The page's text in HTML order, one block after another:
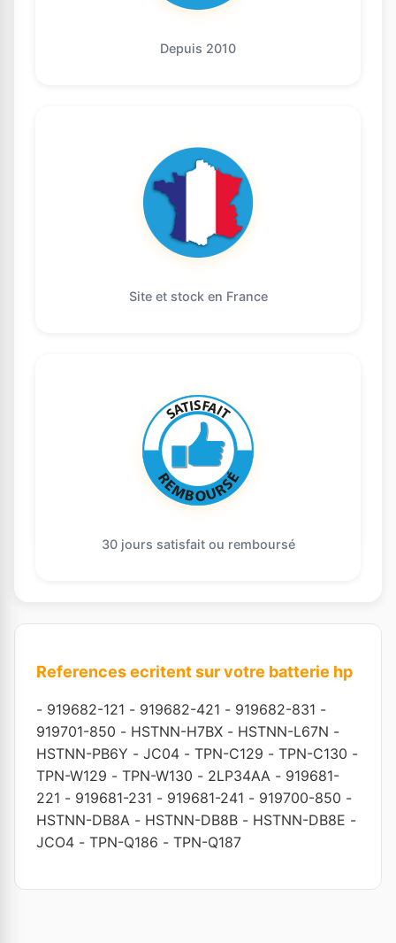
Depuis 2010
Site et stock en France
30 jours satisfait ou remboursé
References ecritent sur votre batterie hp
- 919682-121 - 919682-421 - 919682-831 -
919701-850 - HSTNN-H7BX - HSTNN-L67N -
HSTNN-PB6Y - JC04 - TPN-C129 - TPN-C130 -
TPN-W129 - TPN-W130 - 2LP34AA - 919681-
221 - 919681-231 - 919681-241 - 919700-850 -
HSTNN-DB8A - HSTNN-DB8B - HSTNN-DB8E -
JCO4 - TPN-Q186 - TPN-Q187